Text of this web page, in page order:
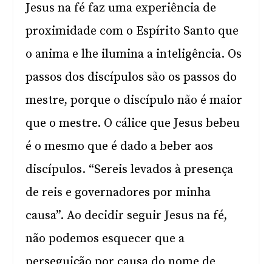
Jesus na fé faz uma experiência de
proximidade com o Espírito Santo que
o anima e lhe ilumina a inteligência. Os
passos dos discípulos são os passos do
mestre, porque o discípulo não é maior
que o mestre. O cálice que Jesus bebeu
é o mesmo que é dado a beber aos
discípulos. “Sereis levados à presença
de reis e governadores por minha
causa”. Ao decidir seguir Jesus na fé,
não podemos esquecer que a